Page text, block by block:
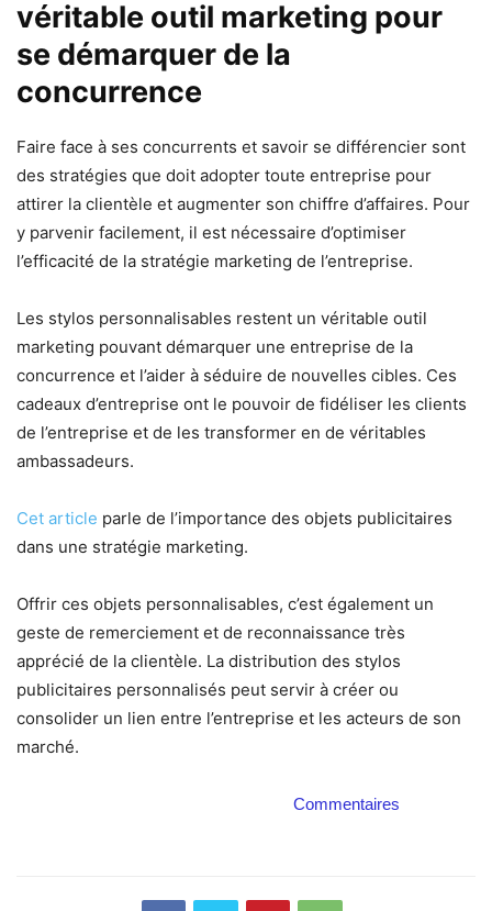
véritable outil marketing pour
se démarquer de la
concurrence
Faire face à ses concurrents et savoir se différencier sont
des stratégies que doit adopter toute entreprise pour
attirer la clientèle et augmenter son chiffre d’affaires. Pour
y parvenir facilement, il est nécessaire d’optimiser
l’efficacité de la stratégie marketing de l’entreprise.
Les stylos personnalisables restent un véritable outil
marketing pouvant démarquer une entreprise de la
concurrence et l’aider à séduire de nouvelles cibles. Ces
cadeaux d’entreprise ont le pouvoir de fidéliser les clients
de l’entreprise et de les transformer en de véritables
ambassadeurs.
Cet article parle de l’importance des objets publicitaires
dans une stratégie marketing.
Offrir ces objets personnalisables, c’est également un
geste de remerciement et de reconnaissance très
apprécié de la clientèle. La distribution des stylos
publicitaires personnalisés peut servir à créer ou
consolider un lien entre l’entreprise et les acteurs de son
marché.
Commentaires